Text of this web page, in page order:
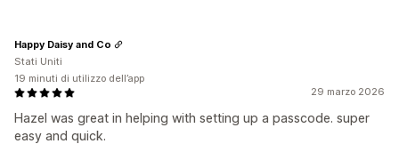
29 marzo 2026
Hazel was great in helping with setting up a passcode. super
easy and quick.
Happy Daisy and Co
Stati Uniti
19 minuti di utilizzo dell’app